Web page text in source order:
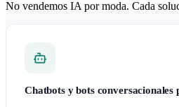
No vendemos IA por moda. Cada
Chatbots y bots conversacionales